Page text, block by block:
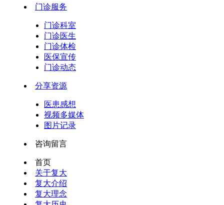
门诊服务
门诊科室
门诊医生
门诊体检
医保宣传
门诊动态
分享资源
医患感想
视频多媒体
图片记录
咨询留言
首页
关于复大
复大介绍
复大理念